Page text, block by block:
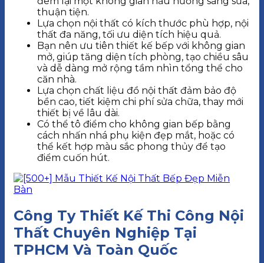
thuận tiện.
Lựa chọn nội thất có kích thước phù hợp, nội
thất đa năng, tối ưu diện tích hiệu quả.
Bạn nên ưu tiên thiết kế bếp với không gian
mở, giúp tăng diện tích phòng, tạo chiều sâu
và dễ dàng mở rộng tầm nhìn tổng thể cho
căn nhà.
Lựa chọn chất liệu đồ nội thất đảm bảo độ
bền cao, tiết kiệm chi phí sửa chữa, thay mới
thiết bị về lâu dài.
Có thể tô điểm cho không gian bếp bằng
cách nhấn nhá phụ kiện đẹp mắt, hoặc có
thể kết hợp màu sắc phong thủy để tạo
điểm cuốn hút.
Công Ty Thiết Kế Thi Công Nội
Thất Chuyên Nghiệp Tại
TPHCM Và Toàn Quốc